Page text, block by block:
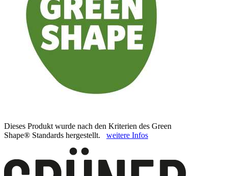
Dieses Produkt wurde nach den Kriterien des Green
Shape® Standards hergestellt. weitere Infos